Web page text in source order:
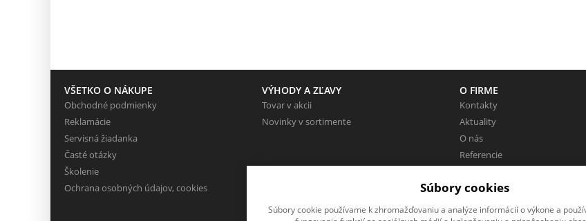
VŠETKO O NÁKUPE
Obchodné podmienky
Reklamácie
Servisná žiadanka
Časté otázky
Školenie
Ochrana osobných údajov, cookies
VÝHODY A ZĽAVY
Tovar v akcii
Novinky v sortimente
O FIRME
Kontakty
Aktuality
O nás
Referencie
Zaujímavé odkazy
Súbory cookies
Súbory cookie používame k zhromažďovaniu a analýze informácií o výkone a